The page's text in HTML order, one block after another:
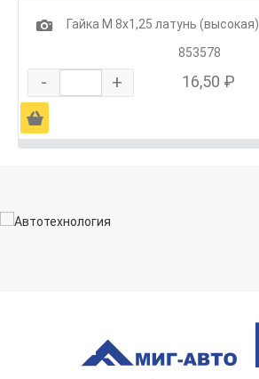
1
Гайка М 8х1,25 латунь (высокая)
853578
- + 16,50 ₽
Ä